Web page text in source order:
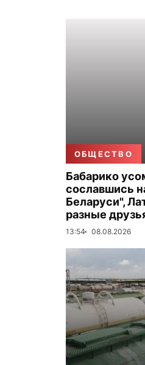
ОБЩЕСТВО
Бабарико
сославшись
Беларуси",
разные
13:54 08.08.2026